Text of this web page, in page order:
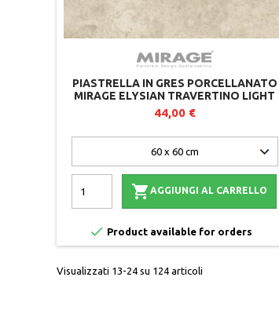
PIASTRELLA IN GRES PORCELLANATO
MIRAGE ELYSIAN TRAVERTINO LIGHT
CROSS EY13 - 60X60X2 CM - LOTTO DA 2
PEZZI
44,00 €
 AGGIUNGI AL CARRELLO
 Product available for orders
Visualizzati 13-24 su 124 articoli